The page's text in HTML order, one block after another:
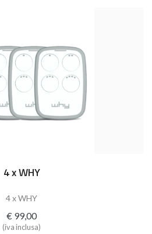
4 x WHY
4 x WHY
€ 99,00
(iva inclusa)